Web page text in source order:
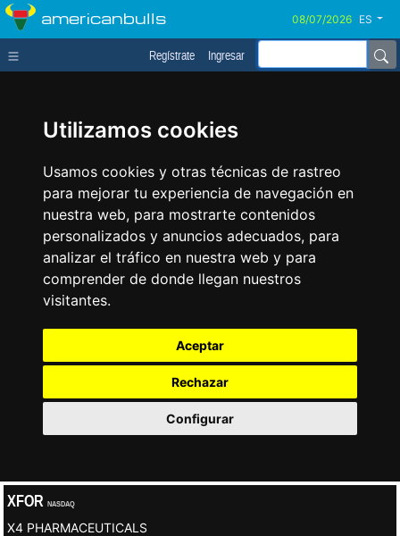
Utilizamos cookies
Usamos cookies y otras técnicas de rastreo
para mejorar tu experiencia de navegación en
nuestra web, para mostrarte contenidos
personalizados y anuncios adecuados, para
analizar el tráfico en nuestra web y para
comprender de donde llegan nuestros
visitantes.
Aceptar
Rechazar
Configurar
americanbulls ES
Regístrate Ingresar
XFOR NASDAQ
X4 PHARMACEUTICALS